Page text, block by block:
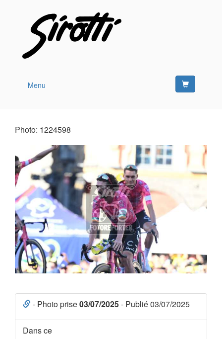
Menu
Photo: 1224598
- Photo prise03/07/2025- Publié 03/07/2025
Dans ce